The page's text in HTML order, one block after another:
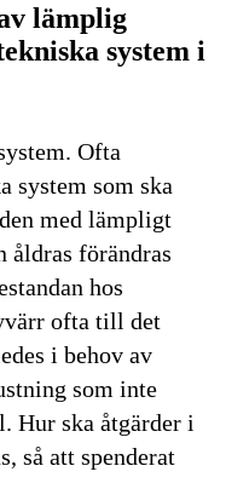
lämplig
system i
Ofta
system som ska
med lämpligt
förändras
hos
ofta till det
i behov av
som inte
Hur ska åtgärder i
så att spenderat